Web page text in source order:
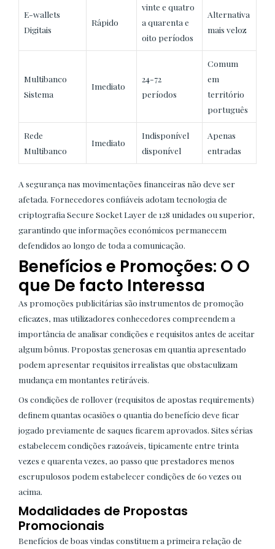
E-wallets
Digitais
Rápido
vinte e quatro
a quarenta e
oito períodos
Alternativa
mais veloz
Multibanco
Sistema
Imediato
24-72
períodos
Comum
em
território
português
Rede
Multibanco
Imediato
Indisponível
disponível
Apenas
entradas
A segurança nas movimentações financeiras não deve ser
afetada. Fornecedores confiáveis adotam tecnologia de
criptografia Secure Socket Layer de 128 unidades ou superior,
garantindo que informações económicos permanecem
defendidos ao longo de toda a comunicação.
Benefícios e Promoções: O O
que De facto Interessa
As promoções publicitárias são instrumentos de promoção
eficazes, mas utilizadores conhecedores compreendem a
importância de analisar condições e requisitos antes de aceitar
algum bônus. Propostas generosas em quantia apresentado
podem apresentar requisitos irrealistas que obstaculizam
mudança em montantes retiráveis.
Os condições de rollover (requisitos de apostas requirements)
definem quantas ocasiões o quantia do benefício deve ficar
jogado previamente de saques ficarem aprovados. Sites sérias
estabelecem condições razoáveis, tipicamente entre trinta
vezes e quarenta vezes, ao passo que prestadores menos
escrupulosos podem estabelecer condições de 60 vezes ou
acima.
Modalidades de Propostas
Promocionais
Benefícios de boas vindas constituem a primeira relação de